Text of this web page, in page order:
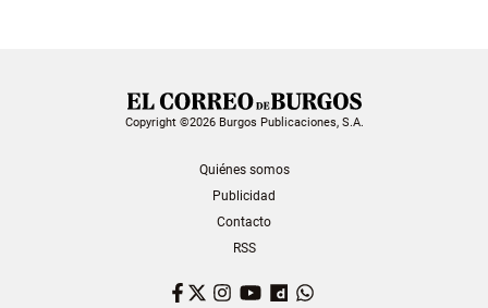
Copyright ©2026 Burgos Publicaciones, S.A.
Quiénes somos
Publicidad
Contacto
RSS
Facebook
TwitterInstagram
YouTubeDailymotion